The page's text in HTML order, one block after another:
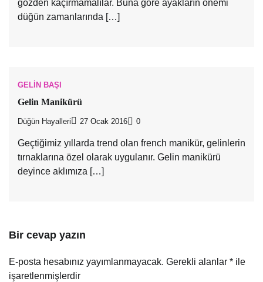
gözden kaçırmamalılar. Buna göre ayakların önemi
düğün zamanlarında […]
GELIN BAŞI
Gelin Manikürü
Düğün Hayalleri 27 Ocak 2016 0
Geçtiğimiz yıllarda trend olan french manikür, gelinlerin
tırnaklarına özel olarak uygulanır. Gelin manikürü
deyince aklımıza […]
Bir cevap yazın
E-posta hesabınız yayımlanmayacak. Gerekli alanlar * ile
işaretlenmişlerdir